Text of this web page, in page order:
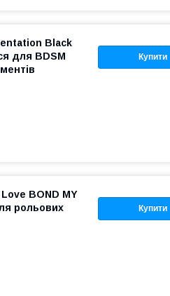
Купити
Black
для BDSM
Купити
BOND MY
рольових